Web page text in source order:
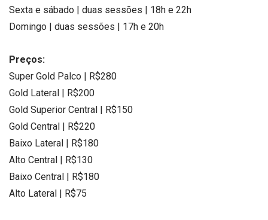
Sexta e sábado | duas sessões | 18h e 22h
Domingo | duas sessões | 17h e 20h
Preços:
Super Gold Palco | R$280
Gold Lateral | R$200
Gold Superior Central | R$150
Gold Central | R$220
Baixo Lateral | R$180
Alto Central | R$130
Baixo Central | R$180
Alto Lateral | R$75